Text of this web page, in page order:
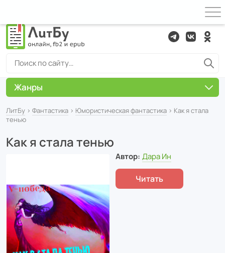
ЛитБу › Фантастика › Юмористическая фантастика › Как я стала
тенью
Как я стала тенью
Автор: Дара Ин
Читать
Жанры